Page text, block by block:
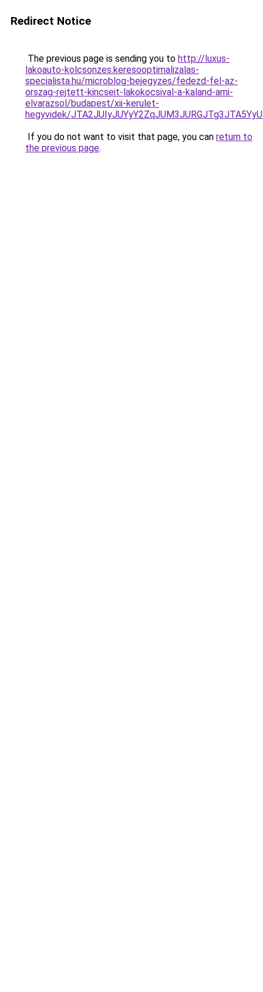
Redirect Notice
The previous page is sending you to http://luxus-
lakoauto-kolcsonzes.keresooptimalizalas-
specialista.hu/microblog-bejegyzes/fedezd-fel-az-
orszag-rejtett-kincseit-lakokocsival-a-kaland-ami-
elvarazsol/budapest/xii-kerulet-
hegyvidek/
If you do not want to visit that page, you can return to
the previous page.